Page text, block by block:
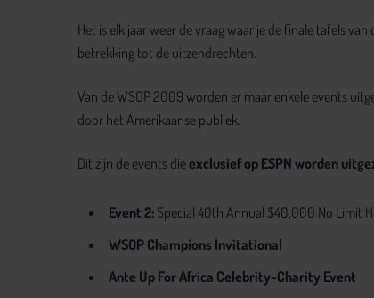
Het is elk jaar weer de vraag waar je de finale tafels van
betrekking tot de uitzendrechten.
Van de WSOP 2009 worden er maar enkele events
door het Amerikaanse publiek.
Dit zijn de events dieexclusief op ESPN worden
Event 2: Special 40th Annual $40,000 No Limit
WSOP Champions Invitational
Ante Up For Africa Celebrity-Charity Event